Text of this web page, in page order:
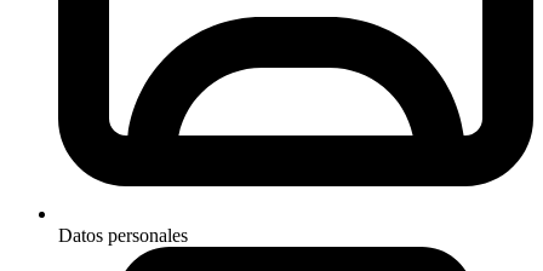
Datos personales